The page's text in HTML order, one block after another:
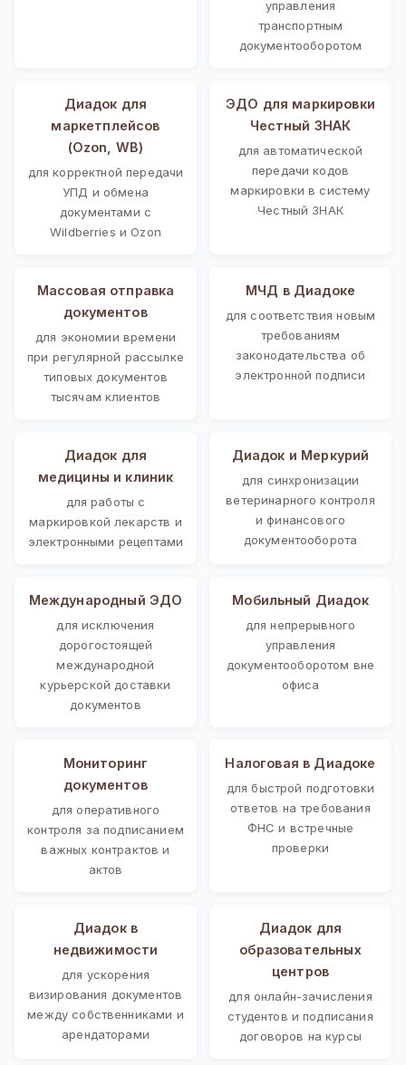
управления
транспортным
документооборотом
Диадок для
маркетплейсов
(Ozon, WB)
для корректной передачи
УПД и обмена
документами с
Wildberries и Ozon
ЭДО для маркировки
Честный ЗНАК
для автоматической
передачи кодов
маркировки в систему
Честный ЗНАК
Массовая отправка
документов
для экономии времени
при регулярной рассылке
типовых документов
тысячам клиентов
МЧД в Диадоке
для соответствия новым
требованиям
законодательства об
электронной подписи
Диадок для
медицины и клиник
для работы с
маркировкой лекарств и
электронными рецептами
Диадок и Меркурий
для синхронизации
ветеринарного контроля
и финансового
документооборота
Международный ЭДО
для исключения
дорогостоящей
международной
курьерской доставки
документов
Мобильный Диадок
для непрерывного
управления
документооборотом вне
офиса
Мониторинг
документов
для оперативного
контроля за подписанием
важных контрактов и
актов
Налоговая в Диадоке
для быстрой подготовки
ответов на требования
ФНС и встречные
проверки
Диадок в
недвижимости
для ускорения
визирования документов
между собственниками и
арендаторами
Диадок для
образовательных
центров
для онлайн-зачисления
студентов и подписания
договоров на курсы